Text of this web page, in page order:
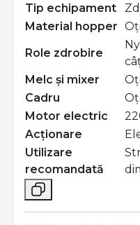
Tip echipament
Material hopper
Role zdrobire
Melc și mixer
Cadru
Motor electric
Acționare
Utilizare
recomandată